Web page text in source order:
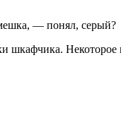
— понял, серый?
шкафчика.